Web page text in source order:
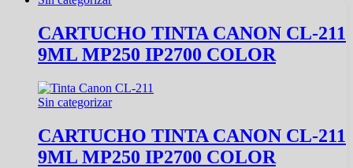
CARTUCHO TINTA CANON CL-211
9ML MP250 IP2700 COLOR
Sin categorizar
CARTUCHO TINTA CANON CL-211
9ML MP250 IP2700 COLOR